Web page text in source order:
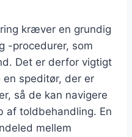
kræver en grundig
-procedurer, som
Det er derfor vigtigt
speditør, der er
så de kan navigere
af toldbehandling. En
mellem